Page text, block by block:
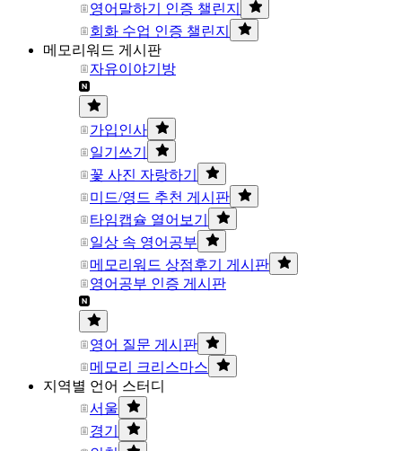
영어말하기 인증 챌린지
회화 수업 인증 챌린지
메모리워드 게시판
자유이야기방
가입인사
일기쓰기
꽃 사진 자랑하기
미드/영드 추천 게시판
타임캡슐 열어보기
일상 속 영어공부
메모리워드 상점후기 게시판
영어공부 인증 게시판
영어 질문 게시판
메모리 크리스마스
지역별 언어 스터디
서울
경기